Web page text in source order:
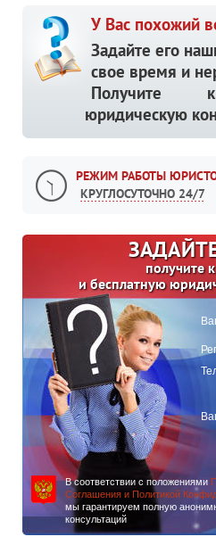
У Вас похожий
Задайте его
свое время и
Получите
юридическую
РЕЖИМ РАБОТЫ
КРУГЛОСУТОЧНО 24/7
получите
и бесплатную
В соответствии с положениями
Соглашения и Политикой
мы гарантируем полную
консультаций